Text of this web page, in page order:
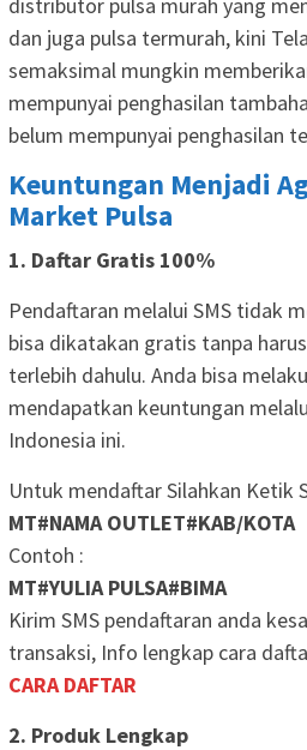
dan juga pulsa termurah, kini
semaksimal mungkin
mempunyai penghasilan
belum mempunyai penghasilan
Keuntungan Menjadi
Market Pulsa
1. Daftar Gratis 100%
Pendaftaran melalui SMS tidak
bisa dikatakan gratis tanpa
terlebih dahulu. Anda bisa
mendapatkan keuntungan
Indonesia ini.
Untuk mendaftar Silahkan Ketik
MT#NAMA OUTLET#KAB/KOTA
Contoh :
MT#YULIA PULSA#BIMA
Kirim SMS pendaftaran anda
transaksi, Info lengkap cara
CARA DAFTAR
2. Produk Lengkap